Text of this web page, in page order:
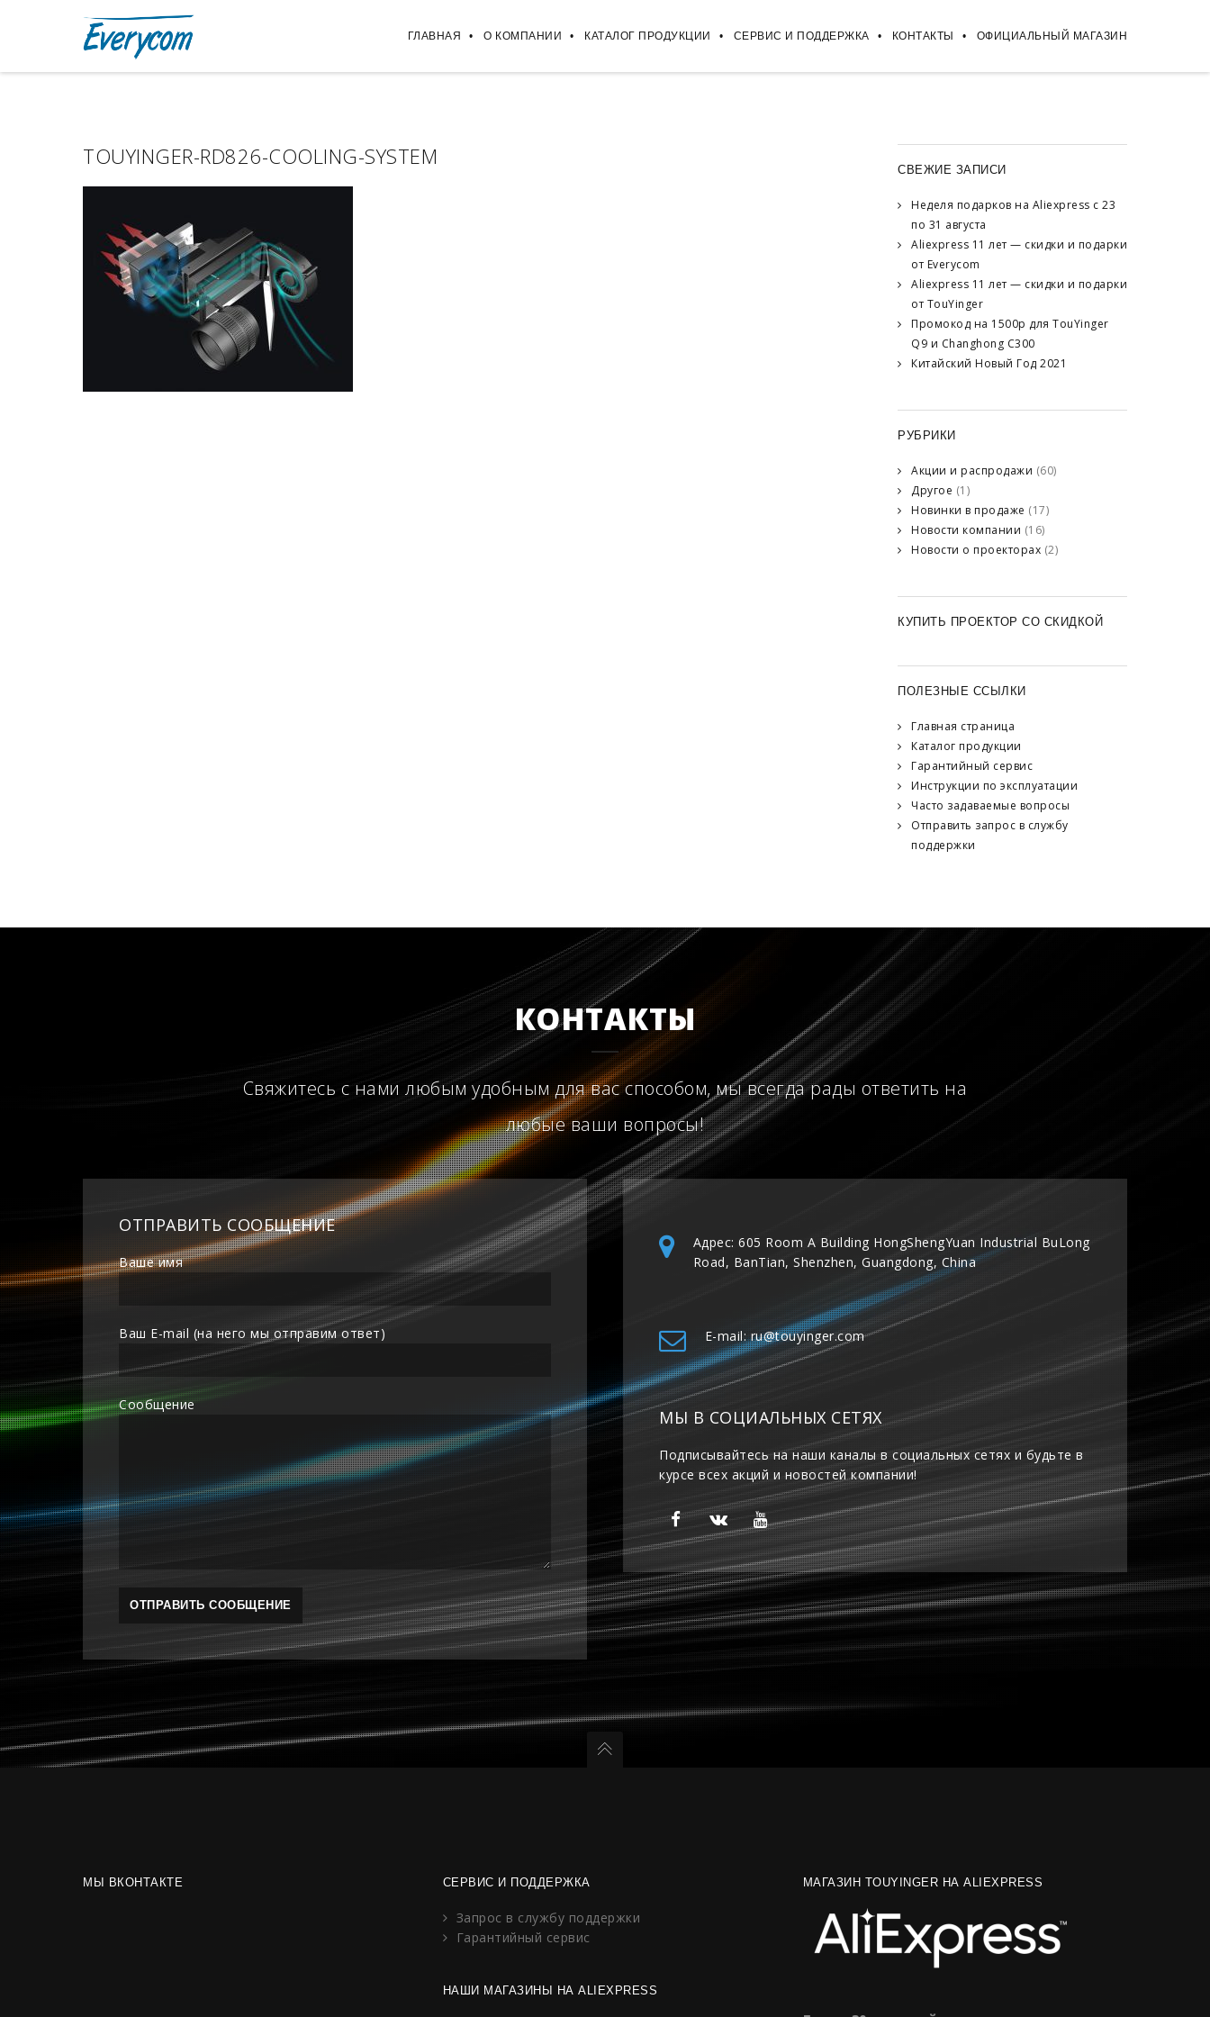
ГЛАВНАЯ О КОМПАНИИ КАТАЛОГ ПРОДУКЦИИ СЕРВИС И ПОДДЕРЖКА КОНТАКТЫ ОФИЦИАЛЬНЫЙ МАГАЗИН
TOUYINGER-RD826-COOLING-SYSTEM
СВЕЖИЕ ЗАПИСИ
Неделя подарков на Aliexpress с 23
по 31 августа
Aliexpress 11 лет — скидки и подарки
от Everycom
Aliexpress 11 лет — скидки и подарки
от TouYinger
Промокод на 1500р для TouYinger
Q9 и Changhong C300
Китайский Новый Год 2021
РУБРИКИ
Акции и распродажи (60)
Другое (1)
Новинки в продаже (17)
Новости компании (16)
Новости о проекторах (2)
КУПИТЬ ПРОЕКТОР СО СКИДКОЙ
ПОЛЕЗНЫЕ ССЫЛКИ
Главная страница
Каталог продукции
Гарантийный сервис
Инструкции по эксплуатации
Часто задаваемые вопросы
Отправить запрос в службу
поддержки
КОНТАКТЫ
Свяжитесь с нами любым удобным для вас способом, мы всегда рады ответить на
любые ваши вопросы!
ОТПРАВИТЬ СООБЩЕНИЕ
Ваше имя
Ваш E-mail (на него мы отправим ответ)
Сообщение
Адрес: 605 Room A Building HongShengYuan Industrial BuLong
Road, BanTian, Shenzhen, Guangdong, China
E-mail: ru@touyinger.com
МЫ В СОЦИАЛЬНЫХ СЕТЯХ
Подписывайтесь на наши каналы в социальных сетях и будьте в
курсе всех акций и новостей компании!
МЫ ВКОНТАКТЕ СЕРВИС И ПОДДЕРЖКА
Запрос в службу поддержки
Гарантийный сервис
НАШИ МАГАЗИНЫ НА ALIEXPRESS
МАГАЗИН TOUYINGER НА ALIEXPRESS